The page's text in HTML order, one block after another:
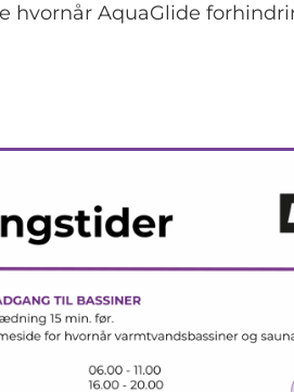
hvornår AquaGlide